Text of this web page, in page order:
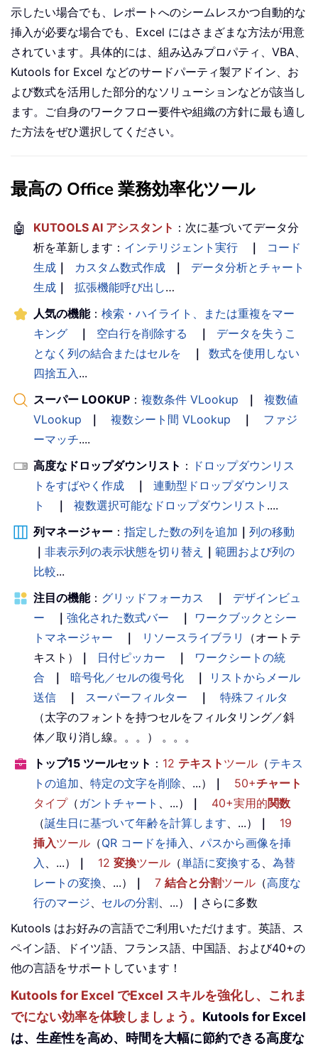
示したい場合でも、レポートへのシームレスかつ自動的な
挿入が必要な場合でも、Excel にはさまざまな方法が用意
されています。具体的には、組み込みプロパティ、VBA、
Kutools for Excel などのサードパーティ製アドイン、お
よび数式を活用した部分的なソリューションなどが該当し
ます。ご自身のワークフロー要件や組織の方針に最も適し
た方法をぜひ選択してください。
最高の Office 業務効率化ツール
🤖 KUTOOLS AI アシスタント ：次に基づいてデータ分
析を革新します： インテリジェント実行 ｜
コード
生成 ｜ カスタム数式作成 ｜
データ分析とチャート
生成 ｜ 拡張機能呼び出し…
人気の機能： 検索・ハイライト、または重複をマー
キング
｜ 空白行を削除する ｜
データを失うこ
となく列の結合またはセルを
｜
数式を使用しない
四捨五入 ...
スーパー LOOKUP ： 複数条件 VLookup ｜
複数値
VLookup
｜ 複数シート間 VLookup ｜
ファジ
ーマッチ....
高度なドロップダウンリスト ： ドロップダウンリス
トをすばやく作成
｜
連動型ドロップダウンリス
ト
｜ 複数選択可能なドロップダウンリスト ....
列マネージャー ： 指定した数の列を追加 ｜ 列の移動
｜ 非表示列の表示状態を切り替え ｜ 範囲および列の
比較...
注目の機能： グリッドフォーカス ｜
デザインビュ
ー
｜ 強化された数式バー ｜
ワークブックとシー
トマネージャー
｜ リソースライブラリ
（オートテ
キスト）
｜ 日付ピッカー ｜
ワークシートの統
合
｜ 暗号化／セルの復号化 ｜
リストからメール
送信
｜ スーパーフィルター ｜
特殊フィルタ
（太字のフォントを持つセルをフィルタリング／斜
体／取り消し線。。。） 。。。
トップ15 ツールセット ： 12 テキスト ツール （テキス
トの追加
特定の文字を削除 、...） ｜ 50+チャート
タイプ（ ガントチャート 、...） ｜ 40+実用的関数
（誕生日に基づいて年齢を計算します 、...） ｜
19
挿入ツール （QR コードを挿入
パスから画像を挿
入
、...） ｜ 12 変換ツール （単語に変換する
為替
レートの変換 、...） ｜ 7 結合と分割ツール （高度な
行のマージ
セルの分割 、...） ｜ さらに多数
Kutools はお好みの言語でご利用いただけます。英語、ス
ペイン語、ドイツ語、フランス語、中国語、および40+の
他の言語をサポートしています！
Kutools for Excel でExcel スキルを強化し、これま
でにない効率を体験しましょう。 Kutools for Excel
は、生産性を高め、時間を大幅に節約できる高度な